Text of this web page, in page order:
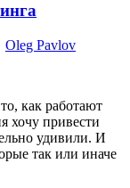
Oleg Pavlov
как работают
хочу привести
удивили. И
так или иначе